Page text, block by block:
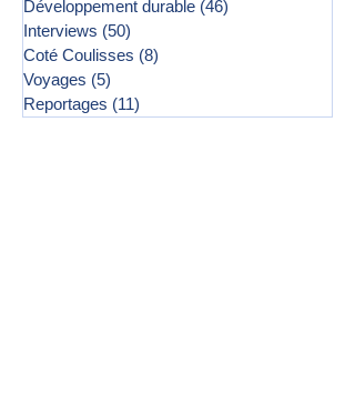
Développement durable (46)
Interviews (50)
Coté Coulisses (8)
Voyages (5)
Reportages (11)